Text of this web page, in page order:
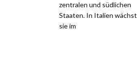
zentralen und südlichen
Staaten. In Italien wächst
sie im